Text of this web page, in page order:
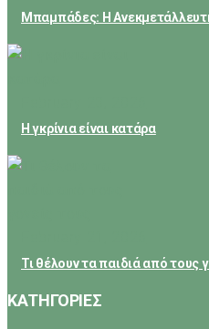
Μπαμπάδες: Η
Η γκρίνια είναι κατάρα
Τι θέλουν τα παιδιά από τους
ΚΑΤΗΓΟΡΙΕΣ